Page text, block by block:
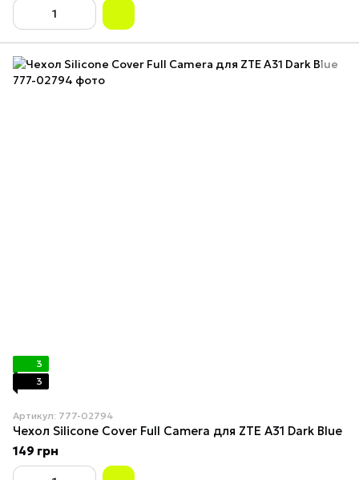
3
3
Артикул: 777-02794
Чехол Silicone Cover Full Camera для ZTE A31 Dark Blue
149 грн